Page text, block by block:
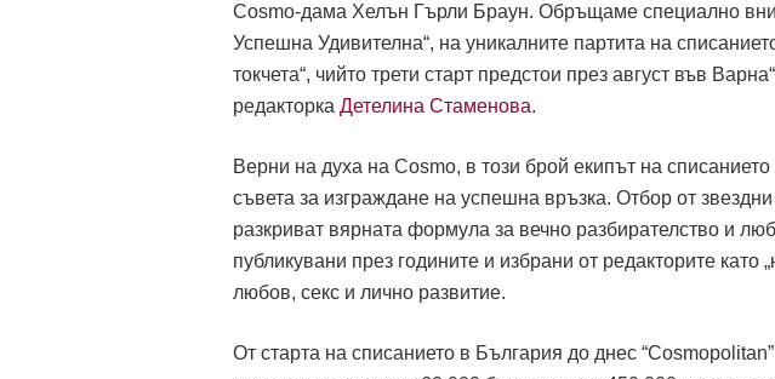
Cosmo-дама Хелън Гърли Браун. Обръщаме специално
Успешна Удивителна“, на уникалните партита на
токчета“, чийто трети старт предстои през август във
редакторка Детелина Стаменова.
Верни на духа на Cosmo, в този брой екипът на
съвета за изграждане на успешна връзка. Отбор от
разкриват вярната формула за вечно разбирателство и
публикувани през годините и избрани от редакторите като
любов, секс и лично развитие.
От старта на списанието в България до днес